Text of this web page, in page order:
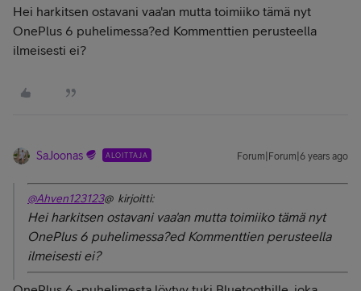
Hei harkitsen ostavani vaa'an mutta toimiiko tämä nyt
OnePlus 6 puhelimessa?ed Kommenttien perusteella
ilmeisesti ei?
SaJoonas ALOITTAJA Forum|Forum|6 years ago
@Ahven123123@ kirjoitti:
Hei harkitsen ostavani vaa'an mutta toimiiko tämä nyt
OnePlus 6 puhelimessa?ed Kommenttien perusteella
ilmeisesti ei?